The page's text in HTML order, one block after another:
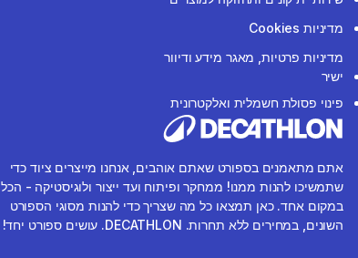
מדיניות Cookies
מדיניות פרטיות, מאגר מידע ודיוור
ישיר
פינוי פסולת חשמלית ואלקטרונית
אתם מתאמנים בספורט שאתם אוהבים, אנחנו מייצרים ציוד כדי
שתמשיכו להנות ממנו! ממחקר ופיתוח ועד ייצור ולוגיסטיקה - הכל
במקום אחד. כאן תמצאו כל מה שצריך כדי להנות מסוגי הספורט
השונים, במחירים ללא תחרות. DECATHLON. עושים ספורט יחד!